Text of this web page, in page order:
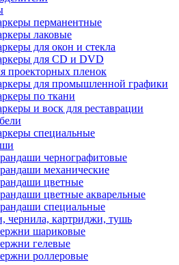
перманентные
лаковые
для окон и стекла
для CD и DVD
проекторных пленок
для промышленной графики
по ткани
и воск для реставрации
специальные
чернографитовые
механические
цветные
цветные акварельные
специальные
чернила, картриджи, тушь
шариковые
гелевые
роллеровые